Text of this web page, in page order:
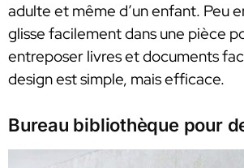
adulte et même d’un enfant. Peu
glisse facilement dans une pièce
entreposer livres et documents
design est simple, mais efficace.
Bureau bibliothèque pour